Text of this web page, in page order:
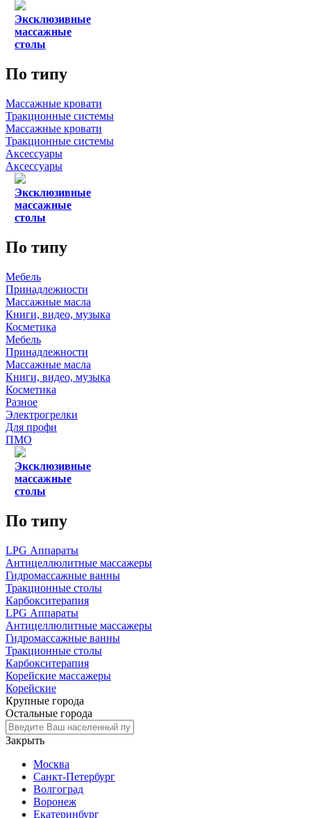
Эксклюзивные
массажные
столы
По типу
Массажные кровати
Тракционные системы
Массажные кровати
Тракционные системы
Аксессуары
Аксессуары
Эксклюзивные
массажные
столы
По типу
Мебель
Принадлежности
Массажные масла
Книги, видео, музыка
Косметика
Мебель
Принадлежности
Массажные масла
Книги, видео, музыка
Косметика
Разное
Электрогрелки
Для профи
ПМО
Эксклюзивные
массажные
столы
По типу
LPG Аппараты
Антицеллюлитные массажеры
Гидромассажные ванны
Тракционные столы
Карбокситерапия
LPG Аппараты
Антицеллюлитные массажеры
Гидромассажные ванны
Тракционные столы
Карбокситерапия
Корейские массажеры
Корейские
Крупные города
Остальные города
Закрыть
Москва
Санкт-Петербург
Волгоград
Воронеж
Екатеринбург